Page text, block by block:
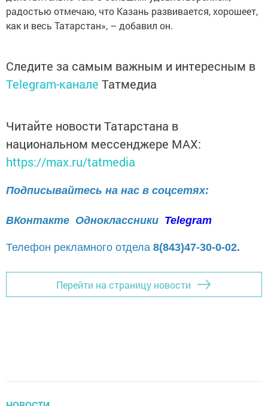
радостью отмечаю, что Казань развивается, хорошеет,
как и весь Татарстан», – добавил он.
Следите за самым важным и интересным в
Telegram-канале Татмедиа
Читайте новости Татарстана в
национальном мессенджере MАХ:
https://max.ru/tatmedia
Подписывайтесь на нас в соцсетях:
ВКонтакте Одноклассники Telegram
Телефон рекламного отдела 8(843)47-30-0-02.
Перейти на страницу новости